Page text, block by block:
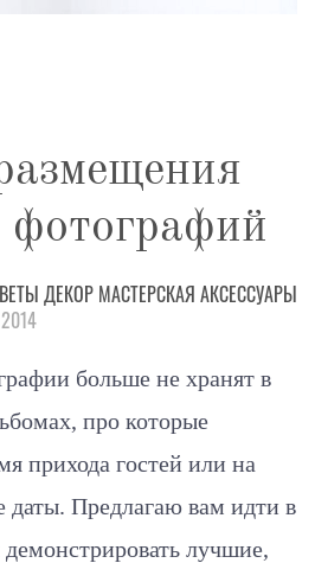
фотографий
ДЕКОР МАСТЕРСКАЯ АКСЕССУАРЫ
больше не хранят в
про которые
прихода гостей или на
даты. Предлагаю вам идти в
лучшие,